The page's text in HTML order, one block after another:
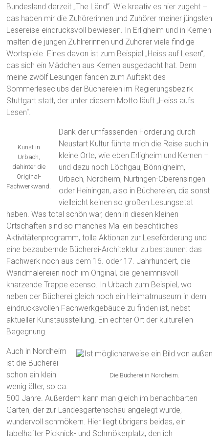
Bundesland derzeit „The Länd“. Wie kreativ es hier zugeht –
das haben mir die Zuhörerinnen und Zuhörer meiner jüngsten
Lesereise eindrucksvoll bewiesen. In Erligheim und in Kernen
malten die jungen Zuhlrerinnen und Zuhörer viele findige
Wortspiele. Eines davon ist zum Beispiel „Heiss auf Lesen“,
das sich ein Mädchen aus Kernen ausgedacht hat. Denn
meine zwölf Lesungen fanden zum Auftakt des
Sommerleseclubs der Büchereien im Regierungsbezirk
Stuttgart statt, der unter diesem Motto läuft „Heiss aufs
Lesen“.
Kunst in
Urbach,
dahinter die
Original-
Fachwerkwand.
Dank der umfassenden Förderung durch
Neustart Kultur führte mich die Reise auch in
kleine Orte, wie eben Erligheim und Kernen –
und dazu noch Löchgau, Bönnigheim,
Urbach, Nordheim, Nürtingen-Oberensingen
oder Heiningen, also in Büchereien, die sonst
vielleicht keinen so großen Lesungsetat
haben. Was total schön war, denn in diesen kleinen
Ortschaften sind so manches Mal ein beachtliches
Aktivitätenprogramm, tolle Aktionen zur Leseförderung und
eine bezaubernde Bücherei-Architektur zu bestaunen: das
Fachwerk noch aus dem 16. oder 17. Jahrhundert, die
Wandmalereien noch im Original, die geheimnisvoll
knarzende Treppe ebenso. In Urbach zum Beispiel, wo
neben der Bücherei gleich noch ein Heimatmuseum in dem
eindrucksvollen Fachwerkgebäude zu finden ist, nebst
aktueller Kunstausstellung. Ein echter Ort der kulturellen
Begegnung.
Die Bücherei in Nordheim.
Auch in Nordheim
ist die Bücherei
schon ein klein
wenig älter, so ca.
500 Jahre. Außerdem kann man gleich im benachbarten
Garten, der zur Landesgartenschau angelegt wurde,
wundervoll schmökern. Hier liegt übrigens beides, ein
fabelhafter Picknick- und Schmökerplatz, den ich